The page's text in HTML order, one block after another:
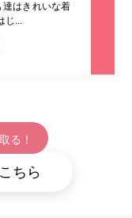
はきれいな着
じ...
る！
ちら